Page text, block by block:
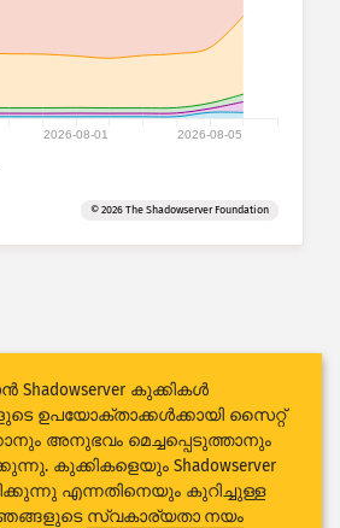
2026-08-01 2026-08-05
© 2026 The Shadowserver Foundation
കുക്കികൾ
ഉപയോക്താക്കൾക്കായി സൈറ്റ്
അനുഭവം മെച്ചപ്പെടുത്താനും
കുക്കികളെയും Shadowserver
എന്നതിനെയും കുറിച്ചുള്ള
സ്വകാര്യതാ നയം